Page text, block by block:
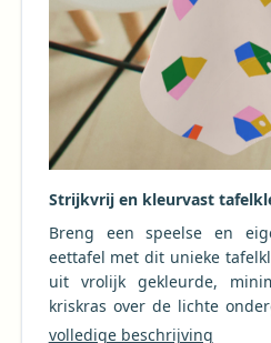
Strijkvrij en kleurvast
Breng een speelse en
eettafel met dit unieke
uit vrolijk gekleurde,
kriskras over de lichte
tinten roze, blauw, groen,
volledige beschrijving